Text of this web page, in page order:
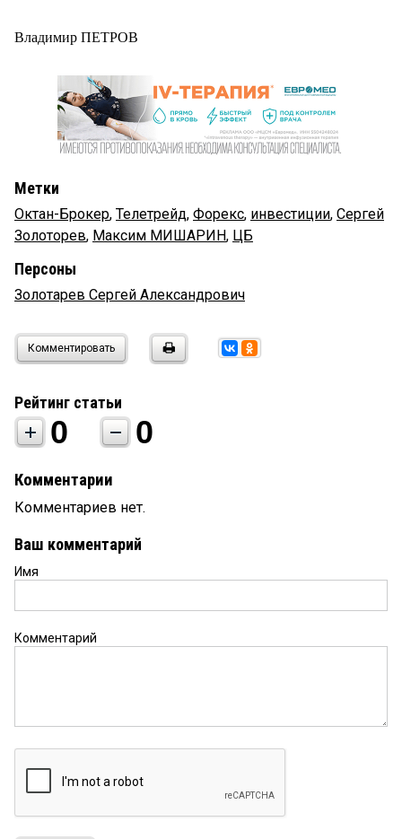
Владимир ПЕТРОВ
Метки
Октан-Брокер, Телетрейд, Форекс, инвестиции, Сергей
Золоторев, Максим МИШАРИН, ЦБ
Персоны
Золотарев Сергей Александрович
Комментировать
Рейтинг статьи
0 0
Комментарии
Комментариев нет.
Ваш комментарий
Имя
Комментарий